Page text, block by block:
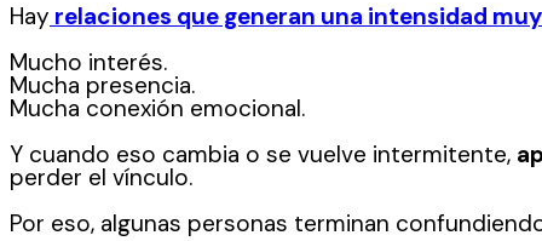
Hay relaciones que generan una intensidad
Mucho interés.
Mucha presencia.
Mucha conexión emocional.
Y cuando eso cambia o se vuelve intermitente,
perder el vínculo.
Por eso, algunas personas terminan